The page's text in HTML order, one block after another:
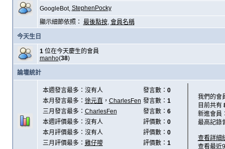
GoogleBot, StephenPocky
顯示細節依照： 最後點按, 會員名稱
今天生日
1位在今天慶生的會員
manho(38)
論壇統計
本週發言最多：沒有人 發言數： 0
本月發言最多： 徐元直 ， CharlesFen 發言數： 1
三月發言最多： CharlesFen 發言數： 6
本週評價最多：沒有人
評價數： 0
本月評價最多：沒有人
評價數： 0
三月評價最多： 雞仔嘜 評價數： 1
我們的會
目前共有
新進會員
最高記錄
查看詳細
查看最近